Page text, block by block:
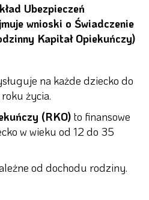
Ubezpieczeń
wnioski o Świadczenie
Kapitał Opiekuńczy)
na każde dziecko do
życia.
(RKO) to finansowe
w wieku od 12 do 35
od dochodu rodziny.